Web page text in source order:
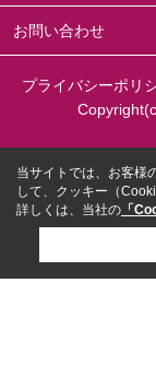
お問い合わせ
プライバシーポリ
当サイトでは、お客様
して、クッキー（
詳しくは、当社の 「